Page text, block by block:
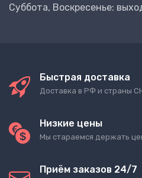
Суббота, Воскресенье:
Быстрая доставка
Доставка в РФ и страны
Низкие цены
Мы стараемся держать
Приём заказов 24/7